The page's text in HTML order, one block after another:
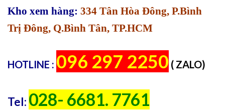
Kho xem hàng: 334 Tân Hòa Đông, P.Bình
Trị Đông, Q.Bình Tân, TP.HCM
HOTLINE : 096 297 2250 ( ZALO)
Tel: 028- 6681. 7761